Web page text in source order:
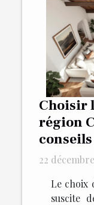
Choisir
région
conseils
22
Le choix
suscite